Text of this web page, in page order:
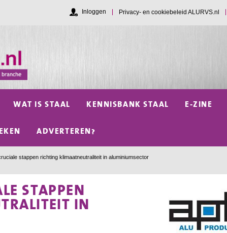
Privacy- en cookiebeleid ALURVS.nl
Inloggen
WAT IS STAAL KENNISBANK STAAL E-ZINE
ADVERTEREN?
stappen richting klimaatneutraliteit in aluminiumsector
STAPPEN
IN